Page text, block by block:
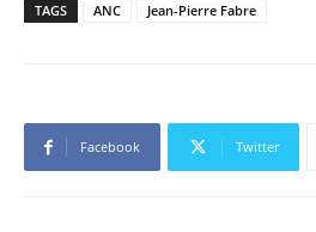
TAGS ANC Jean-Pierre Fabre
Facebook Twitter